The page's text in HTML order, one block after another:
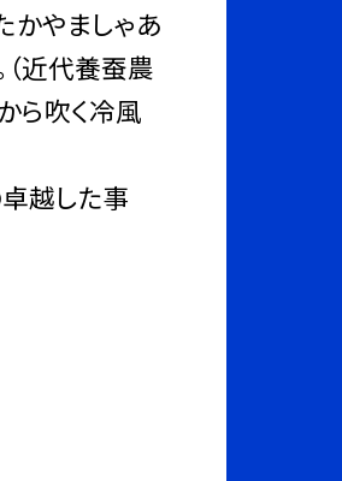
かやましゃあ
（近代養蚕農
ら吹く冷風
越した事